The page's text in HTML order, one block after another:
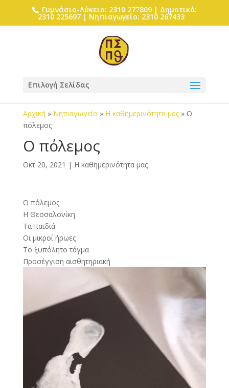
Γυμνάσιο-Λύκειο: 2310 277809 | Δημοτικό:
2310 225697 | Νηπιαγωγείο: 2310 267433
Επιλογή Σελίδας
Αρχική » Νηπιαγωγείο » Η καθημερινότητα μας» Ο
πόλεμος
Ο πόλεμος
Οκτ 20, 2021 | Η καθημερινότητα μας
Ο πόλεμος
Η Θεσσαλονίκη
Τα παιδιά
Οι μικροί ήρωες
Το ξυπόλητο τάγμα
Προσέγγιση αισθητηριακή